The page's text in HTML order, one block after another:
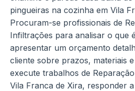
pingueiras na cozinha em Vila
Procuram-se profissionais de
Infiltrações para analisar o que
apresentar um orçamento
cliente sobre prazos, materiais
execute trabalhos de
Vila Franca de Xira, responder